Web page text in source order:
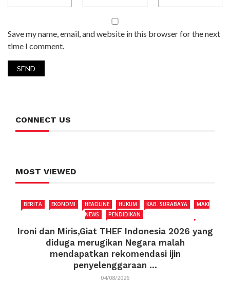
Save my name, email, and website in this browser for the next
time I comment.
CONNECT US
MOST VIEWED
BERITA EKONOMI HEADLINE HUKUM KAB. SURABAYA
MAKI
NEWS
PENDIDIKAN
Ironi dan Miris,Giat THEF Indonesia 2026 yang
diduga merugikan Negara malah
mendapatkan rekomendasi ijin
penyelenggaraan ...
04/08/2026